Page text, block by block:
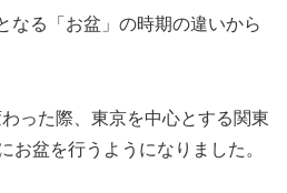
なる「お盆」の時期の違いから
った際、東京を中心とする関東
お盆を行うようになりました。